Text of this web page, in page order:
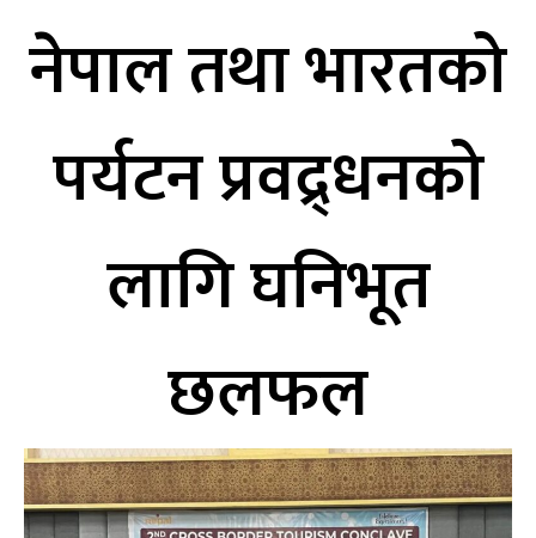
नेपाल तथा भारतको
पर्यटन प्रवद्र्धनको
लागि घनिभूत
छलफल